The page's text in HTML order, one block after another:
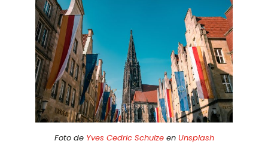
Foto de Yves Cedric Schulzeen Unsplash